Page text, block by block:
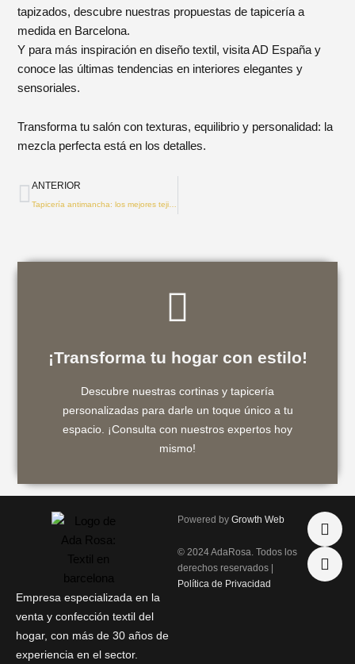
tapizados, descubre nuestras propuestas de tapicería a
medida en Barcelona.
Y para más inspiración en diseño textil, visita AD España y
conoce las últimas tendencias en interiores elegantes y
sensoriales.
Transforma tu salón con texturas, equilibrio y personalidad: la
mezcla perfecta está en los detalles.
Prev
ANTERIOR
¡Transforma tu hogar con estilo!
Descubre nuestras cortinas y tapicería
personalizadas para darle un toque único a tu
espacio. ¡Consulta con nuestros expertos hoy
mismo!
¿Necesitas asesoramiento?
Te ayudamos a encontrar la combinación perfecta
hogar con elegancia!
Contactanos
Empresa especializada en la
venta y confección textil del
hogar, con más de 30 años de
experiencia en el sector.
Powered by Growth Web
© 2024 AdaRosa. Todos los
derechos reservados |
Política de Privacidad
n
s
t
a
P
h
o
n
e